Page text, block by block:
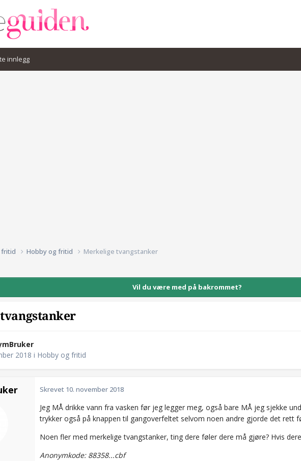
innlegg
fritid Hobby og fritid Merkelige tvangstanker
Vil du være med på bakrommet?
2018 i Hobby og fritid
Skrevet 10. november 2018
Jeg MÅ drikke vann fra vasken før jeg legger meg, også bare MÅ jeg sjekke
trykker også på knappen til gangoverfeltet selvom noen andre gjorde det rett
Noen fler med merkelige tvangstanker, ting dere føler dere må gjøre? Hvis
Anonymkode: 88358...cbf